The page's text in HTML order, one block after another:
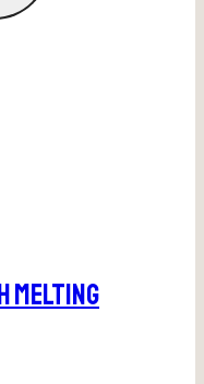
Melting